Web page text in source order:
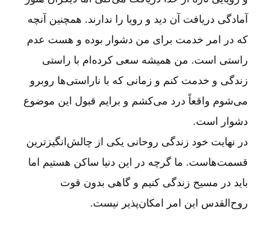
آمادگی دریافت آن دید و رویا را ندارند. همچنین آنچه
که در امر خدمت برای من دشوار بوده و هست عدم
راستی است. من همیشه سعی کرده‌‌ام با راستی
زندگی و خدمت کنم و زمانی که با ناراستی‌‌ها روبرو
می‌‌شوم واقعاً درد می‌‌کشم و برایم قبول این موضوع
دشوار است.
در نهایت خود زندگی روحانی یکی از چالش‌‌انگیزترین
قسمت‌‌هاست. ما گرچه در این دنیا ساکن هستیم اما
باید در مسیح زندگی کنیم و گاهی بدون قوت
روح‌‌القدس این امر امکان‌‌پذیر نیست.